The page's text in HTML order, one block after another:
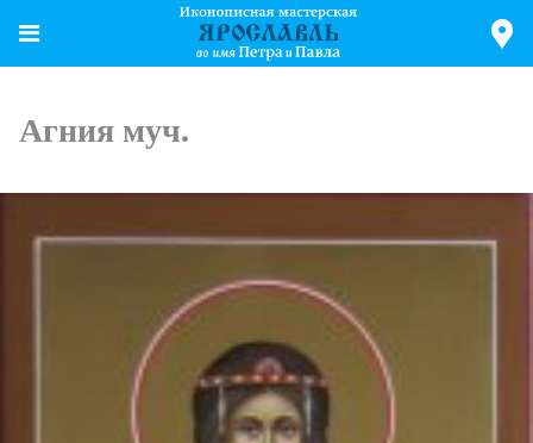
Агния муч.